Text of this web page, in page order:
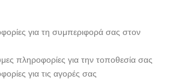
για τη συμπεριφορά σας στον
πληροφορίες για την τοποθεσία σας
για τις αγορές σας